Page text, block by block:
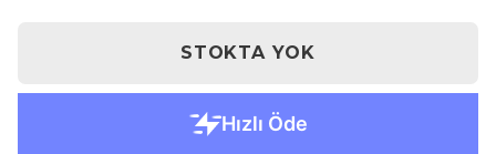
STOKTA YOK